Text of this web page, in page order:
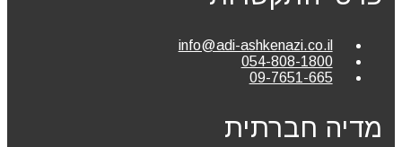
info@adi-ashkenazi.co.il
054-808-1800
09-7651-665
מדיה חברתית